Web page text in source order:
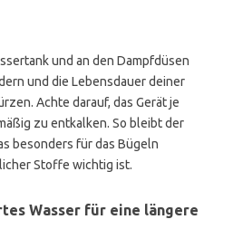
und an den Dampfdüsen
und die Lebensdauer deiner
Achte darauf, das Gerät je
zu entkalken. So bleibt der
besonders für das Bügeln
Stoffe wichtig ist.
Wasser für eine längere